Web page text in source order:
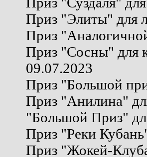
Приз "Элиты" для
Приз
Приз "Сосны" для
09.07.2023
Приз "Большой
Приз "Анилина"
"Большой Приз"
Приз "Реки
Приз "Жокей-